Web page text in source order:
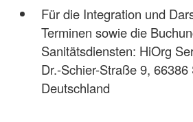
Für die Integration und
Terminen sowie die
Sanitätsdiensten: HiOrg
Dr.-Schier-Straße 9,
Deutschland